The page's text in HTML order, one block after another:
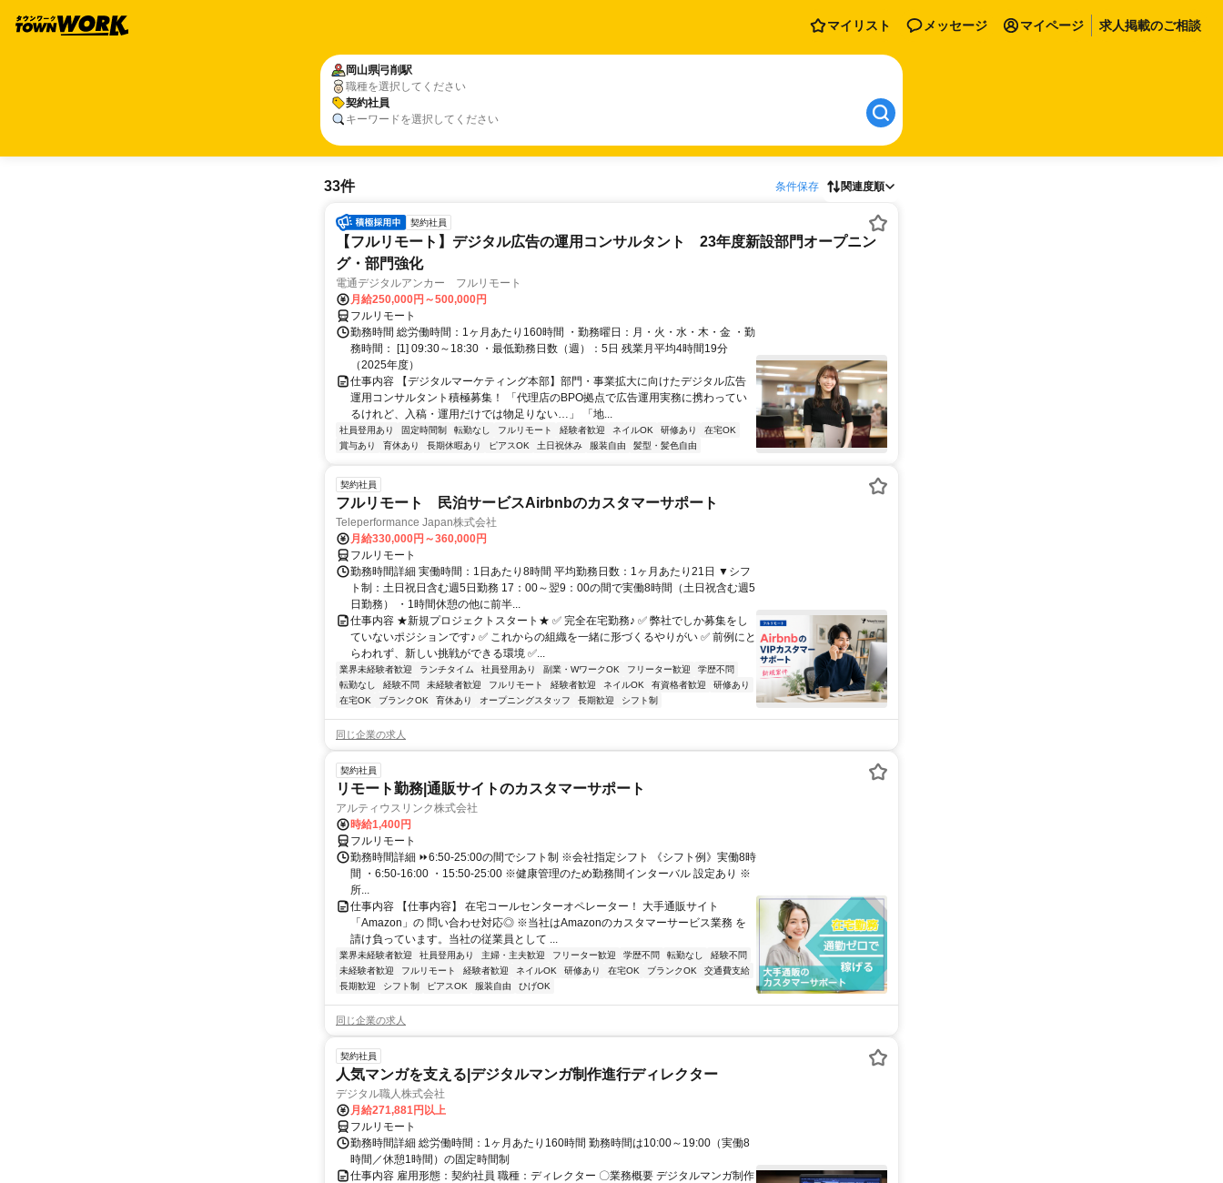
マイリスト メッセージ マイページ 求人掲載のご相談
岡山県弓削駅
職種を選択してください
契約社員
キーワードを選択してください
33件 条件保存 関連度順
契約社員
【フルリモート】デジタル広告の運用コンサルタント 23年度新設部門オープニン
グ・部門強化
電通デジタルアンカー フルリモート
月給250,000円～500,000円
フルリモート
勤務時間 総労働時間：1ヶ月あたり160時間 ・勤務曜日：月・火・水・木・金 ・勤
務時間： [1] 09:30～18:30 ・最低勤務日数（週）：5日 残業月平均4時間19分
（2025年度）
仕事内容 【デジタルマーケティング本部】部門・事業拡大に向けたデジタル広告
運用コンサルタント積極募集！ 「代理店のBPO拠点で広告運用実務に携わってい
るけれど、入稿・運用だけでは物足りない…」 「地...
社員登用あり 固定時間制 転勤なし フルリモート 経験者歓迎 ネイルOK 研修あり
在宅OK
賞与あり
育休あり 長期休暇あり ピアスOK 土日祝休み 服装自由 髪型・髪色自由
契約社員
フルリモート 民泊サービスAirbnbのカスタマーサポート
Teleperformance Japan株式会社
月給330,000円～360,000円
フルリモート
勤務時間詳細 実働時間：1日あたり8時間 平均勤務日数：1ヶ月あたり21日 ▼シフ
ト制：土日祝日含む週5日勤務 17：00～翌9：00の間で実働8時間（土日祝含む週5
日勤務） ・1時間休憩の他に前半...
仕事内容 ★新規プロジェクトスタート★ ✅ 完全在宅勤務♪ ✅ 弊社でしか募集をし
ていないポジションです♪ ✅ これからの組織を一緒に形づくるやりがい ✅ 前例にと
らわれず、新しい挑戦ができる環境 ✅...
業界未経験者歓迎 ランチタイム 社員登用あり 副業・WワークOK フリーター歓迎
学歴不問
転勤なし
経験不問 未経験者歓迎 フルリモート 経験者歓迎 ネイルOK 有資格者歓迎
研修あり
在宅OK
ブランクOK 育休あり オープニングスタッフ 長期歓迎 シフト制
同じ企業の求人
契約社員
リモート勤務|通販サイトのカスタマーサポート
アルティウスリンク株式会社
時給1,400円
フルリモート
勤務時間詳細 ⏩6:50-25:00の間でシフト制 ※会社指定シフト 《シフト例》実働8時
間 ・6:50-16:00 ・15:50-25:00 ※健康管理のため勤務間インターバル 設定あり ※
所...
仕事内容 【仕事内容】 在宅コールセンターオペレーター！ 大手通販サイト
「Amazon」の 問い合わせ対応◎ ※当社はAmazonのカスタマーサービス業務 を
請け負っています。当社の従業員として ...
業界未経験者歓迎 社員登用あり 主婦・主夫歓迎 フリーター歓迎 学歴不問 転勤なし
経験不問
未経験者歓迎
フルリモート 経験者歓迎 ネイルOK 研修あり 在宅OK ブランクOK
交通費支給
長期歓迎
シフト制 ピアスOK 服装自由 ひげOK
同じ企業の求人
契約社員
人気マンガを支える|デジタルマンガ制作進行ディレクター
デジタル職人株式会社
月給271,881円以上
フルリモート
勤務時間詳細 総労働時間：1ヶ月あたり160時間 勤務時間は10:00～19:00（実働8
時間／休憩1時間）の固定時間制
仕事内容 雇用形態：契約社員 職種：ディレクター 〇業務概要 デジタルマンガ制作